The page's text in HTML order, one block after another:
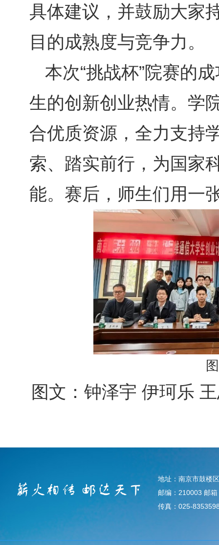
具体建议，并鼓励大家
目的成熟度与竞争力。
本次“挑战杯”院赛的
生的创新创业热情。学
合优质资源，全力支持
索、踏实前行，为国家
能。赛后，师生们用一
图文：钟泽宇 伊珂
地址：南京市鼓楼
邮编：210003 邮
传真：025-